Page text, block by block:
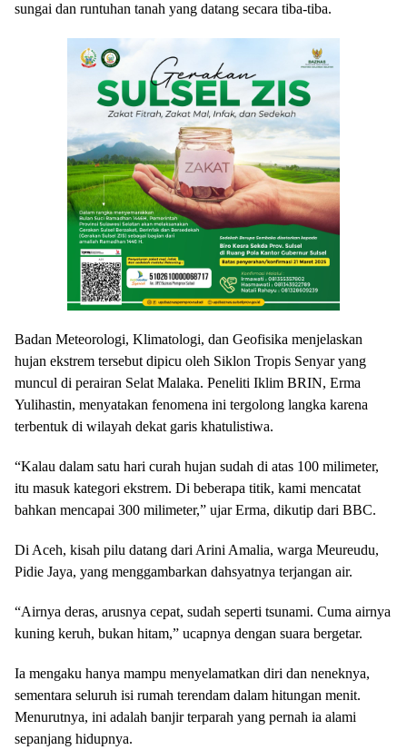
sungai dan runtuhan tanah yang datang secara tiba-tiba.
Badan Meteorologi, Klimatologi, dan Geofisika menjelaskan
hujan ekstrem tersebut dipicu oleh Siklon Tropis Senyar yang
muncul di perairan Selat Malaka. Peneliti Iklim BRIN, Erma
Yulihastin, menyatakan fenomena ini tergolong langka karena
terbentuk di wilayah dekat garis khatulistiwa.
“Kalau dalam satu hari curah hujan sudah di atas 100 milimeter,
itu masuk kategori ekstrem. Di beberapa titik, kami mencatat
bahkan mencapai 300 milimeter,” ujar Erma, dikutip dari BBC.
Di Aceh, kisah pilu datang dari Arini Amalia, warga Meureudu,
Pidie Jaya, yang menggambarkan dahsyatnya terjangan air.
“Airnya deras, arusnya cepat, sudah seperti tsunami. Cuma airnya
kuning keruh, bukan hitam,” ucapnya dengan suara bergetar.
Ia mengaku hanya mampu menyelamatkan diri dan neneknya,
sementara seluruh isi rumah terendam dalam hitungan menit.
Menurutnya, ini adalah banjir terparah yang pernah ia alami
sepanjang hidupnya.